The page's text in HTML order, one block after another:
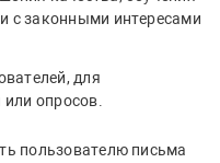
с законными интересами
для
опросов.
пользователю письма